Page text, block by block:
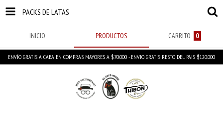
PACKS DE LATAS
INICIO PRODUCTOS CARRITO 0
ENVÍO GRATIS A CABA EN COMPRAS MAYORES A $70.000 - ENVIO GRATIS RESTO DEL PAIS $120.000